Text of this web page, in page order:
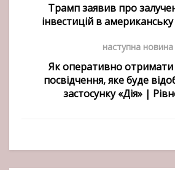
Трамп заявив про
інвестицій в
наступна новина
Як оперативно отримати
посвідчення, яке буде
застосунку «Дія» |